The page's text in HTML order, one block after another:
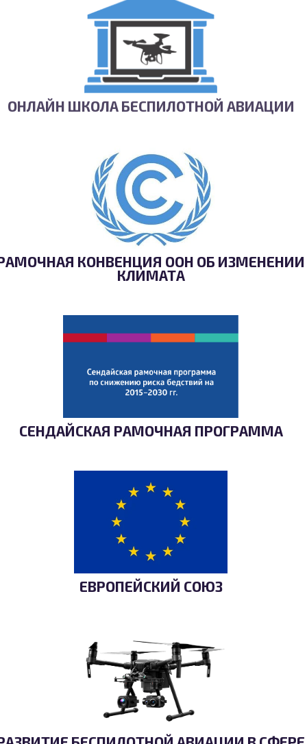
ОНЛАЙН ШКОЛА БЕСПИЛОТНОЙ АВИАЦИИ
КОНВЕНЦИЯ ООН ОБ ИЗМЕНЕНИИ
КЛИМАТА
СЕНДАЙСКАЯ РАМОЧНАЯ ПРОГРАММА
ЕВРОПЕЙСКИЙ СОЮЗ